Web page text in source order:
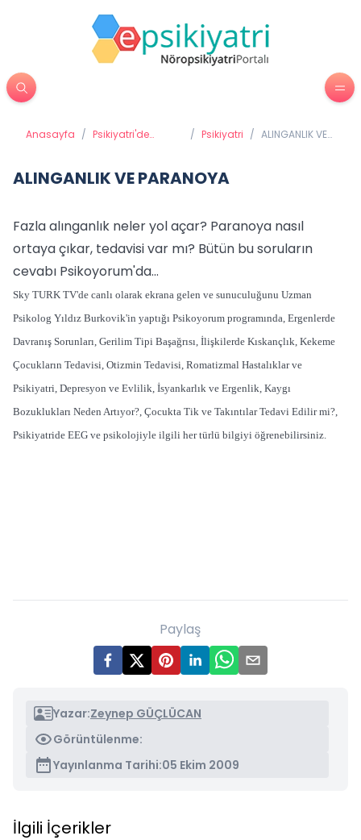
Anasayfa / Psikiyatri'de
/ Psikiyatri / ALINGANLIK VE
ALINGANLIK VE PARANOYA
Fazla alınganlık neler yol açar? Paranoya nasıl
ortaya çıkar, tedavisi var mı? Bütün bu soruların
cevabı Psikoyorum'da...
Sky TURK TV'de canlı olarak ekrana gelen ve sunuculuğunu Uzman
Psikolog Yıldız Burkovik'in yaptığı Psikoyorum programında, Ergenlerde
Davranış Sorunları, Gerilim Tipi Başağrısı, İlişkilerde Kıskançlık, Kekeme
Çocukların Tedavisi, Otizmin Tedavisi, Romatizmal Hastalıklar ve
Psikiyatri, Depresyon ve Evlilik, İsyankarlık ve Ergenlik, Kaygı
Bozuklukları Neden Artıyor?, Çocukta Tik ve Takıntılar Tedavi Edilir mi?,
Psikiyatride EEG ve psikolojiyle ilgili her türlü bilgiyi öğrenebilirsiniz.
Paylaş
Yazar:Zeynep GÜÇLÜCAN
Görüntülenme:
Yayınlanma Tarihi:05 Ekim 2009
İlgili İçerikler